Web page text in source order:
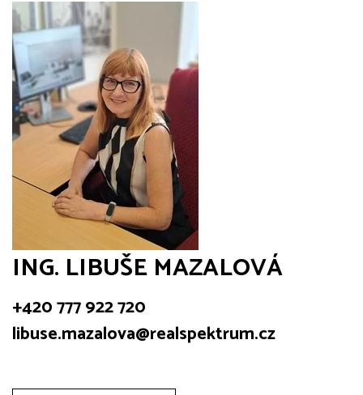
ING. LIBUŠE MAZALOVÁ
+420 777 922 720
libuse.mazalova@realspektrum.cz